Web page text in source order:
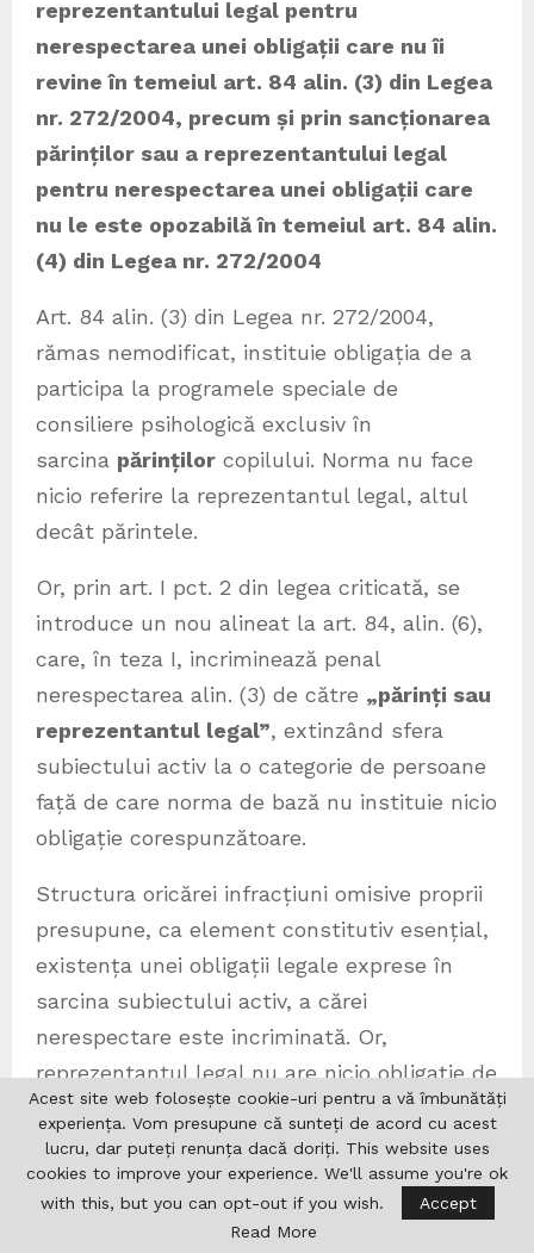
reprezentantului legal pentru
nerespectarea unei obligații care nu îi
revine în temeiul art. 84 alin. (3) din Legea
nr. 272/2004, precum și prin sancționarea
părinților sau a reprezentantului legal
pentru nerespectarea unei obligații care
nu le este opozabilă în temeiul art. 84 alin.
(4) din Legea nr. 272/2004
Art. 84 alin. (3) din Legea nr. 272/2004,
rămas nemodificat, instituie obligația de a
participa la programele speciale de
consiliere psihologică exclusiv în
sarcina părinților copilului. Norma nu face
nicio referire la reprezentantul legal, altul
decât părintele.
Or, prin art. I pct. 2 din legea criticată, se
introduce un nou alineat la art. 84, alin. (6),
care, în teza I, incriminează penal
nerespectarea alin. (3) de către „părinți sau
reprezentantul legal”, extinzând sfera
subiectului activ la o categorie de persoane
față de care norma de bază nu instituie nicio
obligație corespunzătoare.
Structura oricărei infracțiuni omisive proprii
presupune, ca element constitutiv esențial,
existența unei obligații legale exprese în
sarcina subiectului activ, a cărei
nerespectare este incriminată. Or,
reprezentantul legal nu are nicio obligație de
îndeplinit conform art. 84 alin. (3), deci
tragerea sa la răspundere penală este
lipsită de temei și
încalcă principiul legalității incriminării–
Acest site web folosește cookie-uri pentru a vă îmbunătăți
experiența. Vom presupune că sunteți de acord cu acest
lucru, dar puteți renunța dacă doriți. This website uses
cookies to improve your experience. We'll assume you're ok
with this, but you can opt-out if you wish.
Accept
Read More